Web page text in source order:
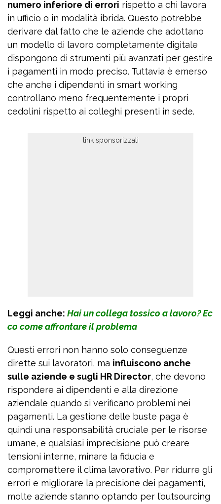
numero inferiore di errori rispetto a chi lavora
in ufficio o in modalità ibrida. Questo potrebbe
derivare dal fatto che le aziende che adottano
un modello di lavoro completamente digitale
dispongono di strumenti più avanzati per gestire
i pagamenti in modo preciso. Tuttavia è emerso
che anche i dipendenti in smart working
controllano meno frequentemente i propri
cedolini rispetto ai colleghi presenti in sede.
Leggi anche: Hai un collega tossico a lavoro? Ec
co come affrontare il problema
Questi errori non hanno solo conseguenze
dirette sui lavoratori, ma influiscono anche
sulle aziende e sugli HR Director, che devono
rispondere ai dipendenti e alla direzione
aziendale quando si verificano problemi nei
pagamenti. La gestione delle buste paga è
quindi una responsabilità cruciale per le risorse
umane, e qualsiasi imprecisione può creare
tensioni interne, minare la fiducia e
compromettere il clima lavorativo. Per ridurre gli
errori e migliorare la precisione dei pagamenti,
molte aziende stanno optando per l’outsourcing